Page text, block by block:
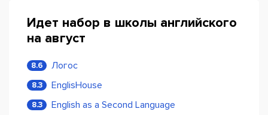
Идет набор в школы английского
на август
8.6 Логос
8.3 EnglisHouse
8.3 English as a Second Language